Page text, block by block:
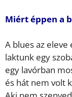
Miért éppen a
A blues az
laktunk egy
egy lavórban
és hát nem volt